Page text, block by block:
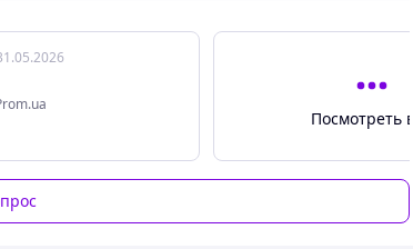
металевий для дому
Посмотреть